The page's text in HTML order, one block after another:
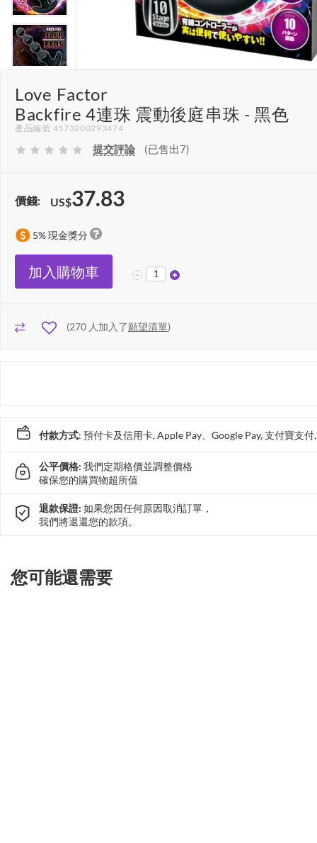
Love Factor
Backfire 4連珠 震動後庭串珠 - 黑色
產品編號 4573200293474
提交評論 (已售出7)
價錢: US$37.83
5% 現金獎分
加入購物車
(270 人加入了願望清單)
付款方式: 預付卡及信用卡, Apple Pay、Google Pay, 支付寶支
公平價格: 我們定期格價並調整價格
確保您的購買物超所值
退款保證: 如果您因任何原因取消訂單，
我們將退還您的款項。
您可能還需要